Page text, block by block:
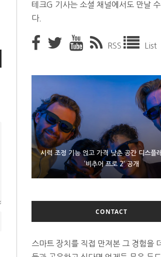
테크G 기사는 소셜 채널에서도 만날 수
다.
RSS List
시력 조정 기능 얹고 가격 낮춘 공간 디스플
‘비추어 프로 2’ 공개
D램 부족에 10억달러어치 아이폰18 프로세
대기 중
300~400달러 반지형 스피커 준비하는 오
CONTACT
스마트 장치를 직접 만져본 그 경험을